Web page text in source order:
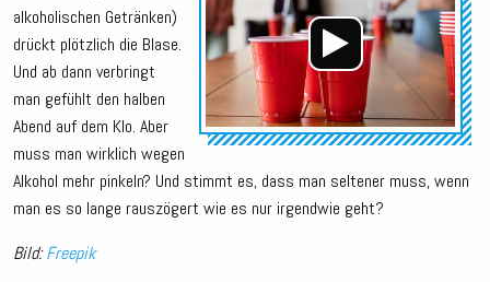
alkoholischen Getränken)
drückt plötzlich die Blase.
Und ab dann verbringt
man gefühlt den halben
Abend auf dem Klo. Aber
muss man wirklich wegen
Alkohol mehr pinkeln? Und stimmt es, dass man seltener muss, wenn
man es so lange rauszögert wie es nur irgendwie geht?
Bild:Freepik